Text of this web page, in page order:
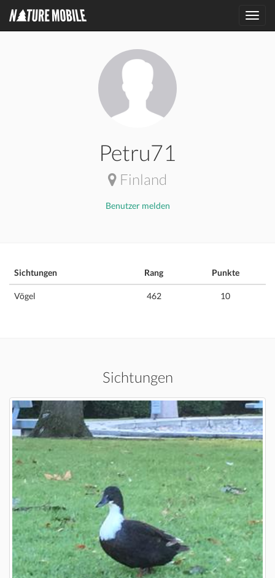
Petru71
Finland
Benutzer melden
Sichtungen Rang Punkte
Vögel 462 10
Sichtungen